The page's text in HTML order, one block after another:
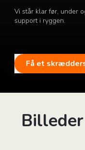
Vi står klar før, under
support i ryggen.
Få et